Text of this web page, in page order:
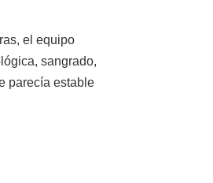
el equipo
sangrado,
parecía estable